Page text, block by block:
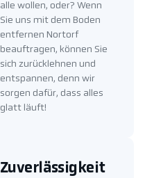
alle wollen, oder? Wenn
Sie uns mit dem Boden
entfernen Nortorf
beauftragen, können Sie
sich zurücklehnen und
entspannen, denn wir
sorgen dafür, dass alles
glatt läuft!
Zuverlässigkeit